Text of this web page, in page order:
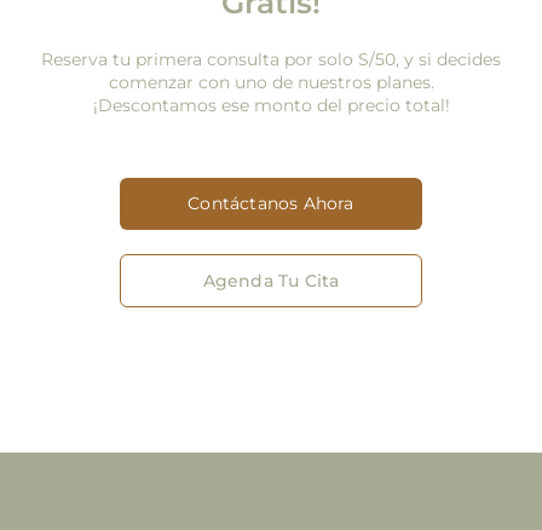
Reserva tu primera consulta por solo S/50, y si decides
comenzar con uno de nuestros planes.
¡Descontamos ese monto del precio total!
Contáctanos Ahora
Agenda Tu Cita